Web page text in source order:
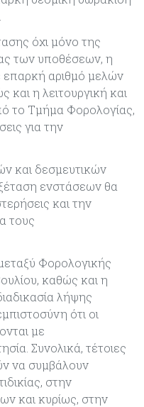
όχι μόνο της
των υποθέσεων, η
επαρκή αριθμό μελών
η λειτουργική και
το Τμήμα Φορολογίας,
για την
και δεσμευτικών
ενστάσεων θα
και την
τους
Φορολογικής
καθώς και η
λήψης
ότι οι
με
Συνολικά, τέτοιες
να συμβάλουν
στην
και κυρίως, στην